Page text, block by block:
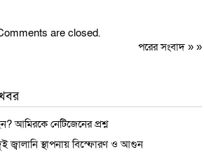
are closed.
পরের সংবাদ» »
আমিরকে নেটিজেনের প্রশ্ন
স্থাপনায় বিস্ফোরণ ও আগুন